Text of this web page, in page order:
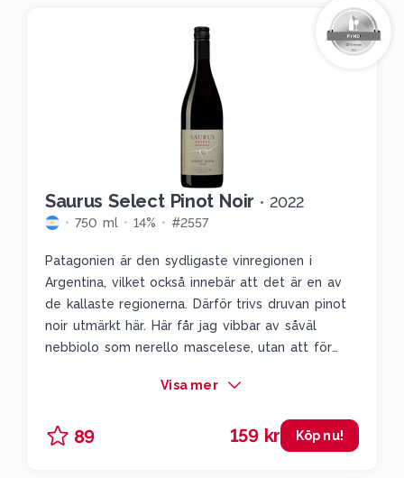
Saurus Select Pinot Noir • 2022
750 ml 14% #2557
Patagonien är den sydligaste vinregionen i
Argentina, vilket också innebär att det är en av
de kallaste regionerna. Därför trivs druvan pinot
noir utmärkt här. Här får jag vibbar av såväl
nebbiolo som nerello mascelese, utan att för
Tydlig fatkaraktär i nosen med varma kryddor,
och blodapelsin. Massvis av röda bär, fin
avslutning och en trevlig om än väldigt lätt
Visa mer
89 159 kr Köp nu!